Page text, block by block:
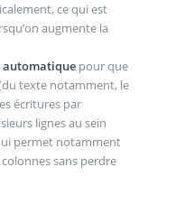
ce qui est
augmente la
automatiquepour que
texte notamment, le
écritures par
lignes au sein
permet notamment
sans perdre